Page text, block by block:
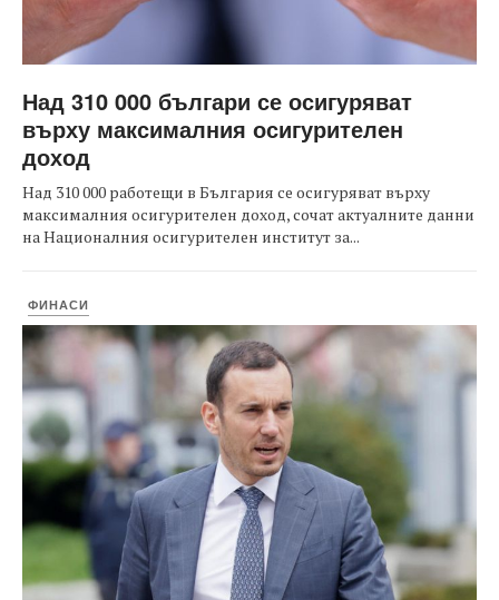
Над 310 000 българи се осигуряват
върху максималния осигурителен
доход
Над 310 000 работещи в България се осигуряват върху
максималния осигурителен доход, сочат актуалните данни
на Националния осигурителен институт за...
ФИНАСИ